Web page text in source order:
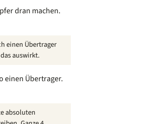
dran machen.
einen Übertrager
auswirkt.
einen Übertrager.
absoluten